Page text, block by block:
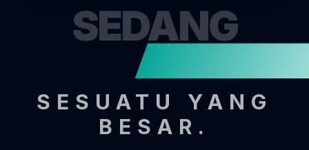
SEDANG
SESUATU YANG
BESAR.